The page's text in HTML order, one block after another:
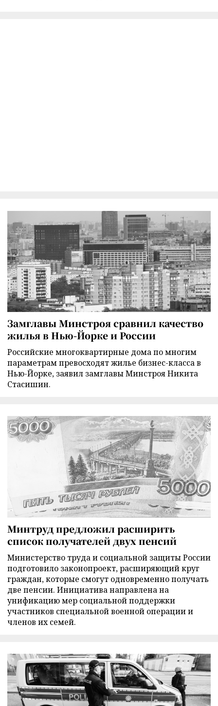
Замглавы Минстроя сравнил качество
жилья в Нью-Йорке и России
Российские многоквартирные дома по многим
параметрам превосходят жилье бизнес-класса в
Нью-Йорке, заявил замглавы Минстроя Никита
Стасишин.
Минтруд предложил расширить
список получателей двух пенсий
Министерство труда и социальной защиты России
подготовило законопроект, расширяющий круг
граждан, которые смогут одновременно получать
две пенсии. Инициатива направлена на
унификацию мер социальной поддержки
участников специальной военной операции и
членов их семей.